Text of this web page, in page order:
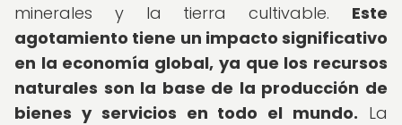
minerales y la tierra cultivable. Este
agotamiento tiene un impacto significativo
en la economía global, ya que los recursos
naturales son la base de la producción de
bienes y servicios en todo el mundo. La